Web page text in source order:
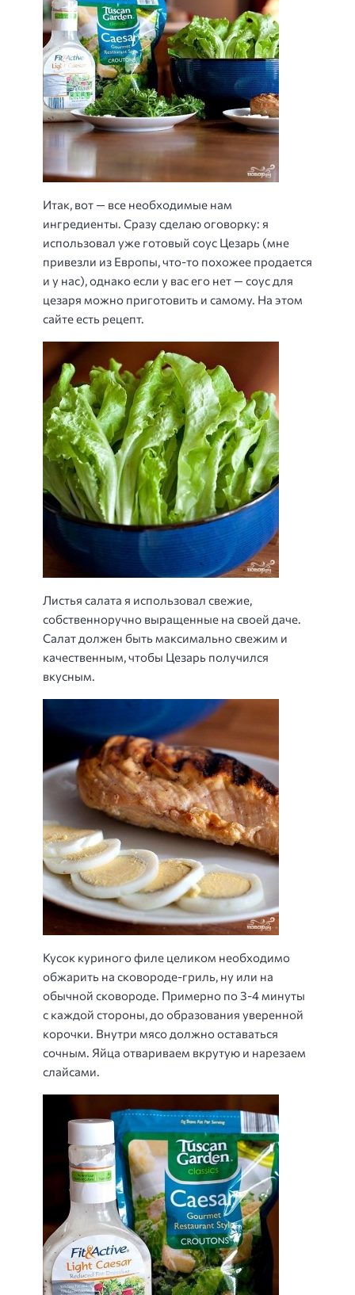
Итак, вот — все необходимые нам
ингредиенты. Сразу сделаю оговорку: я
использовал уже готовый соус Цезарь (мне
привезли из Европы, что-то похожее продается
и у нас), однако если у вас его нет — соус для
цезаря можно приготовить и самому. На этом
сайте есть рецепт.
Листья салата я использовал свежие,
собственноручно выращенные на своей даче.
Салат должен быть максимально свежим и
качественным, чтобы Цезарь получился
вкусным.
Кусок куриного филе целиком необходимо
обжарить на сковороде-гриль, ну или на
обычной сковороде. Примерно по 3-4 минуты
с каждой стороны, до образования уверенной
корочки. Внутри мясо должно оставаться
сочным. Яйца отвариваем вкрутую и нарезаем
слайсами.